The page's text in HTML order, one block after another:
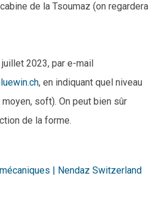
de la Tsoumaz (on regardera
juillet 2023, par e-mail
, en indiquant quel niveau
soft). On peut bien sûr
de la forme.
| Nendaz Switzerland